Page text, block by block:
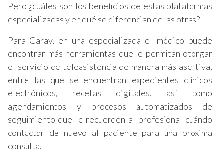
Pero ¿cuáles son los beneficios de estas plataformas
especializadas y en qué se diferencian de las otras?
Para Garay, en una especializada el médico puede
encontrar más herramientas que le permitan otorgar
el servicio de teleasistencia de manera más asertiva,
entre las que se encuentran expedientes clínicos
electrónicos, recetas digitales, así como
agendamientos y procesos automatizados de
seguimiento que le recuerden al profesional cuándo
contactar de nuevo al paciente para una próxima
consulta.